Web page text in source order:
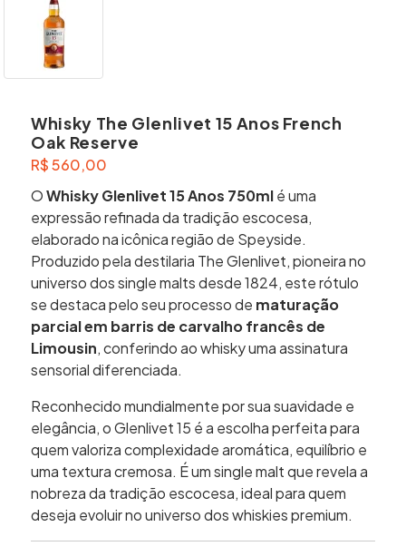
Whisky The Glenlivet 15 Anos French
Oak Reserve
R$560,00
OWhisky Glenlivet 15 Anos 750mlé uma
expressão refinada da tradição escocesa,
elaborado na icônica região de Speyside.
Produzido pela destilaria The Glenlivet, pioneira no
universo dos single malts desde 1824, este rótulo
se destaca pelo seu processo de maturação
parcial em barris de carvalho francês de
Limousin, conferindo ao whisky uma assinatura
sensorial diferenciada.
Reconhecido mundialmente por sua suavidade e
elegância, o Glenlivet 15 é a escolha perfeita para
quem valoriza complexidade aromática, equilíbrio e
uma textura cremosa. É um single malt que revela a
nobreza da tradição escocesa, ideal para quem
deseja evoluir no universo dos whiskies premium.